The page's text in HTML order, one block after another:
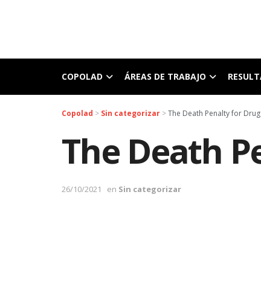
COPOLAD ÁREAS DE TRABAJO
Copolad > Sin categorizar >The Death Penalty for
The Death
26/10/2021 en Sin categorizar